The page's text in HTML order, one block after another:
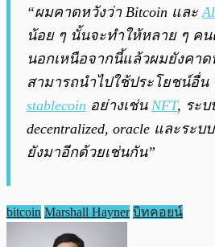
“ผมคาดหวังว่า Bitcoin และ
น้อย ๆ นั้นจะทำให้หลาย ๆ คน
นอกเหนือจากนี้แล้วผมยังคา
สามารถนำไปใช้ประโยชน์อื่น
stablecoin อย่างเช่น NFT, ระบ
decentralized, oracle และระ
ยังมาอีกด้วยเช่นกัน”
bitcoin Marshall Hayner บิทคอยน์